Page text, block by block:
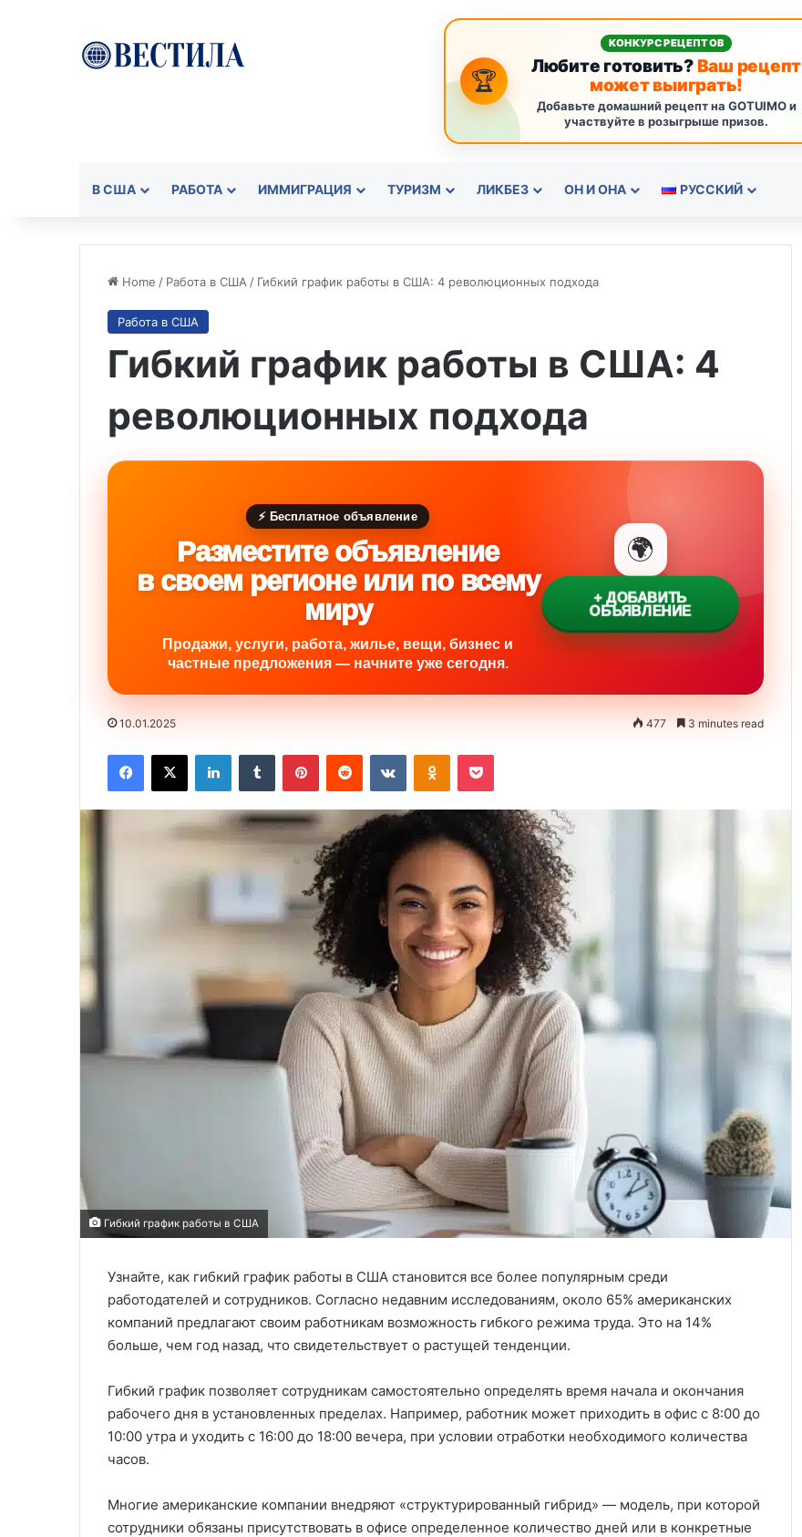
🏆
КОНКУРС РЕЦЕПТОВ
Любите готовить?Ваш рецепт
может выиграть!
Добавьте домашний рецепт на GOTUIMO и
участвуйте в розыгрыше призов.
В США РАБОТА ИММИГРАЦИЯ ТУРИЗМ ЛИКБЕЗ ОН И ОНА РУССКИЙ
Home / Работа в США / Гибкий график работы в США: 4 революционных подхода
Работа в США
Гибкий график работы в США: 4
революционных подхода
⚡ Бесплатное объявление
Разместите объявление
в своем регионе или по всему
миру
Продажи, услуги, работа, жилье, вещи, бизнес и
частные предложения — начните уже сегодня.
🌍
+ ДОБАВИТЬ
ОБЪЯВЛЕНИЕ
10.01.2025 477 3 minutes read
Facebook
X LinkedInTumblr PinterestReddit VKontakteOdnoklassniki
Pocket
Гибкий график работы в США
Узнайте, как гибкий график работы в США становится все более популярным среди
работодателей и сотрудников. Согласно недавним исследованиям, около 65% американских
компаний предлагают своим работникам возможность гибкого режима труда. Это на 14%
больше, чем год назад, что свидетельствует о растущей тенденции.
Гибкий график позволяет сотрудникам самостоятельно определять время начала и окончания
рабочего дня в установленных пределах. Например, работник может приходить в офис с 8:00 до
10:00 утра и уходить с 16:00 до 18:00 вечера, при условии отработки необходимого количества
часов.
Многие американские компании внедряют «структурированный гибрид» — модель, при которой
сотрудники обязаны присутствовать в офисе определенное количество дней или в конкретные